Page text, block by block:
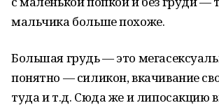
мальчика больше похоже.
Большая грудь — это
понятно — силикон, вкачивание
туда и т.д. Сюда же и липосакцию